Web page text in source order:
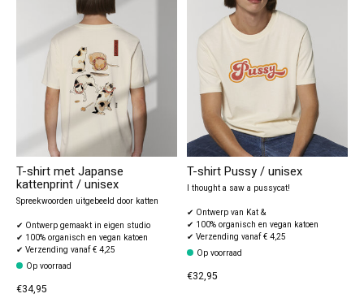
T-shirt met Japanse
kattenprint / unisex
Spreekwoorden uitgebeeld door katten
✔ Ontwerp gemaakt in eigen studio
✔ 100% organisch en vegan katoen
✔ Verzending vanaf € 4,25
Op voorraad
€34,95
T-shirt Pussy / unisex
I thought a saw a pussycat!
✔ Ontwerp van Kat &
✔ 100% organisch en vegan katoen
✔ Verzending vanaf € 4,25
Op voorraad
€32,95